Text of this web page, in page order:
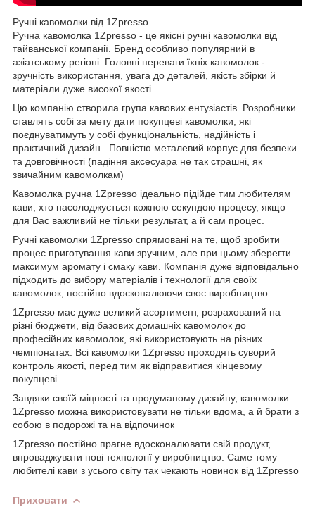
Ручні кавомолки від 1Zpresso
Ручна кавомолка 1Zpresso - це якісні ручні кавомолки від
тайванської компанії. Бренд особливо популярний в
азіатському регіоні. Головні переваги їхніх кавомолок -
зручність використання, увага до деталей, якість збірки й
матеріали дуже високої якості.
Цю компанію створила група кавових ентузіастів. Розробники
ставлять собі за мету дати покупцеві кавомолки, які
поєднуватимуть у собі функціональність, надійність і
практичний дизайн. Повністю металевий корпус для безпеки
та довговічності (падіння аксесуара не так страшні, як
звичайним кавомолкам)
Кавомолка ручна 1Zpresso ідеально підійде тим любителям
кави, хто насолоджується кожною секундою процесу, якщо
для Вас важливий не тільки результат, а й сам процес.
Ручні кавомолки 1Zpresso спрямовані на те, щоб зробити
процес приготування кави зручним, але при цьому зберегти
максимум аромату і смаку кави. Компанія дуже відповідально
підходить до вибору матеріалів і технології для своїх
кавомолок, постійно вдосконалюючи своє виробництво.
1Zpresso має дуже великий асортимент, розрахований на
різні бюджети, від базових домашніх кавомолок до
професійних кавомолок, які використовують на різних
чемпіонатах. Всі кавомолки 1Zpresso проходять суворий
контроль якості, перед тим як відправитися кінцевому
покупцеві.
Завдяки своїй міцності та продуманому дизайну, кавомолки
1Zpresso можна використовувати не тільки вдома, а й брати з
собою в подорожі та на відпочинок
1Zpresso постійно прагне вдосконалювати свій продукт,
впроваджувати нові технології у виробництво. Саме тому
любителі кави з усього світу так чекають новинок від 1Zpresso
Приховати